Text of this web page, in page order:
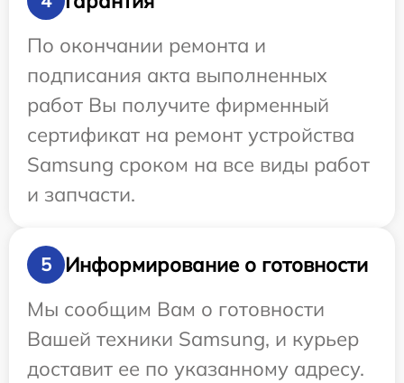
По окончании ремонта и
подписания акта выполненных
работ Вы получите фирменный
сертификат на ремонт устройства
Samsung сроком на все виды работ
и запчасти.
5
Информирование о готовности
Мы сообщим Вам о готовности
Вашей техники Samsung, и курьер
доставит ее по указанному адресу.